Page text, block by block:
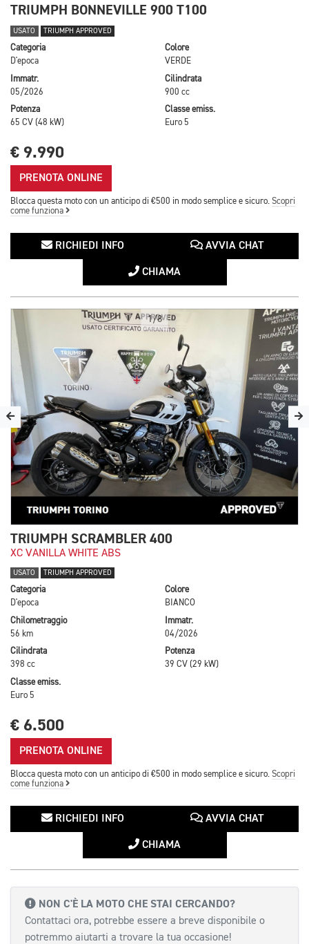
TRIUMPH BONNEVILLE 900 T100
USATO TRIUMPH APPROVED
Categoria
D'epoca
Colore
VERDE
Immatr.
05/2026
Cilindrata
900 cc
Potenza
65 CV (48 kW)
Classe emiss.
Euro 5
€ 9.990
PRENOTA ONLINE
Blocca questa moto con un anticipo di €500 in modo semplice e sicuro. Scopri
come funziona
RICHIEDI INFO AVVIA CHAT
CHIAMA
1/8
TRIUMPH SCRAMBLER 400
XC VANILLA WHITE ABS
USATO TRIUMPH APPROVED
Categoria
D'epoca
Colore
BIANCO
Chilometraggio
56 km
Immatr.
04/2026
Cilindrata
398 cc
Potenza
39 CV (29 kW)
Classe emiss.
Euro 5
€ 6.500
PRENOTA ONLINE
Blocca questa moto con un anticipo di €500 in modo semplice e sicuro. Scopri
come funziona
RICHIEDI INFO AVVIA CHAT
CHIAMA
NON C'È LA MOTO CHE STAI CERCANDO?
Contattaci ora, potrebbe essere a breve disponibile o
potremmo aiutarti a trovare la tua occasione!